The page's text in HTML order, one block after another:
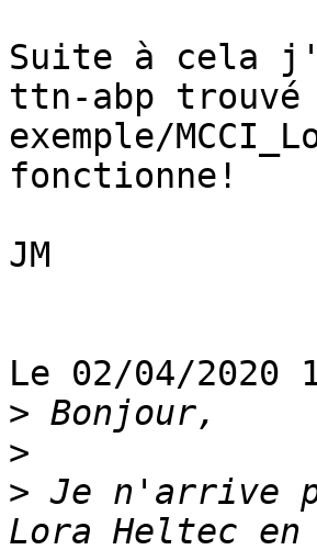
Suite à cela
ttn-abp trouvé
exemple/
fonctionne!
JM
Le 02/04/2020
>
>
> Je n'arrive